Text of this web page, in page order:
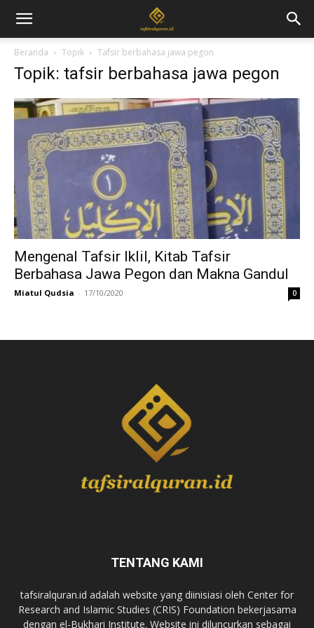
Beranda Topik Tafsir berbahasa jawa pegon
Topik: tafsir berbahasa jawa pegon
Mengenal Tafsir Iklil, Kitab Tafsir
Berbahasa Jawa Pegon dan Makna Gandul
Miatul Qudsia - 17/10/2020 0
TENTANG KAMI
tafsiralquran.id adalah website yang diinisiasi oleh Center for
Research and Islamic Studies (CRIS) Foundation bekerjasama
dengan el-Bukhari Institute. Website ini diluncurkan sebagai